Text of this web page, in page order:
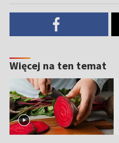
Więcej na ten temat